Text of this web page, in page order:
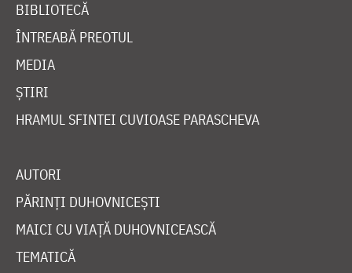
BIBLIOTECĂ
ÎNTREABĂ PREOTUL
MEDIA
ȘTIRI
HRAMUL SFINTEI CUVIOASE PARASCHEVA
AUTORI
PĂRINȚI DUHOVNICEȘTI
MAICI CU VIAȚĂ DUHOVNICEASCĂ
TEMATICĂ